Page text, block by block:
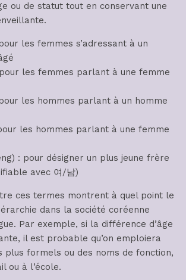
ou de statut tout en conservant une
les femmes s’adressant à un
les femmes parlant à une femme
les hommes parlant à un homme
les hommes parlant à une femme
: pour désigner un plus jeune frère
avec 여/남)
ces termes montrent à quel point le
dans la société coréenne
Par exemple, si la différence d’âge
il est probable qu’on emploiera
plus formels ou des noms de fonction,
ou à l’école.